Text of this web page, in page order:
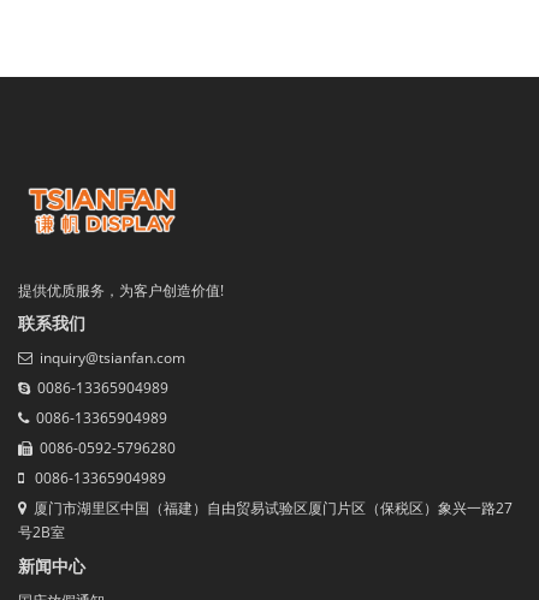
提供优质服务，为客户创造价值!
联系我们
inquiry@tsianfan.com
0086-13365904989
0086-13365904989
0086-0592-5796280
0086-13365904989
厦门市湖里区中国（福建）自由贸易试验区厦门片区（保税区）象兴一路27
号2B室
新闻中心